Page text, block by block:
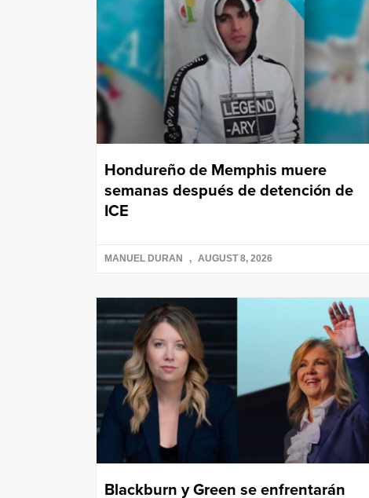
Hondureño de Memphis muere
semanas después de detención de
ICE
MANUEL DURAN AUGUST 8, 2026
Blackburn y Green se enfrentarán